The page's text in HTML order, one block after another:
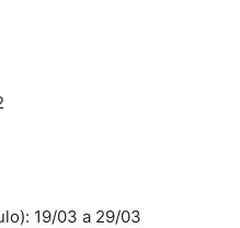
19/03 a 29/03